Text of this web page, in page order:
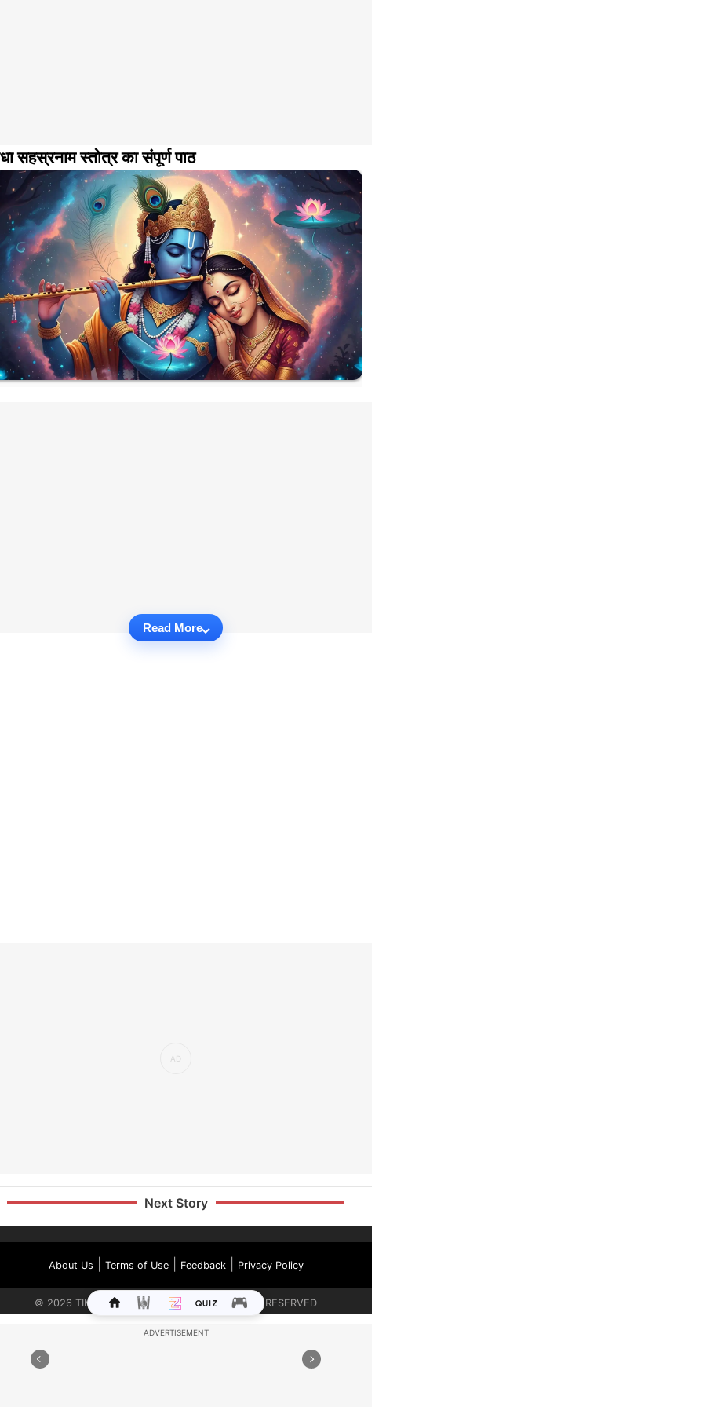
सहस्रनाम स्तोत्र का संपूर्ण पाठ
Read More
Next Story
About Us Terms of Use| Feedback| Privacy Policy
© 2026 TIMES INTERNET LIMITED. ALL RIGHTS RESERVED